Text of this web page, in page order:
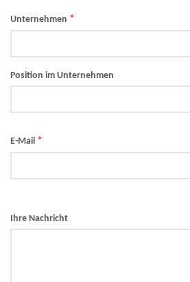
Unternehmen *
Position im Unternehmen
E-Mail *
Ihre Nachricht